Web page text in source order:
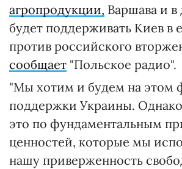
агропродукции, Варшава и
будет поддерживать Киев в
против российского
сообщает "Польское радио".
"Мы хотим и будем на этом
поддержки Украины.
это по фундаментальным
ценностей, которые мы
нашу приверженность